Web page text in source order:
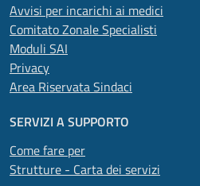
Avvisi per incarichi ai medici
Comitato Zonale Specialisti
Moduli SAI
Privacy
Area Riservata Sindaci
SERVIZI A SUPPORTO
Come fare per
Strutture - Carta dei servizi